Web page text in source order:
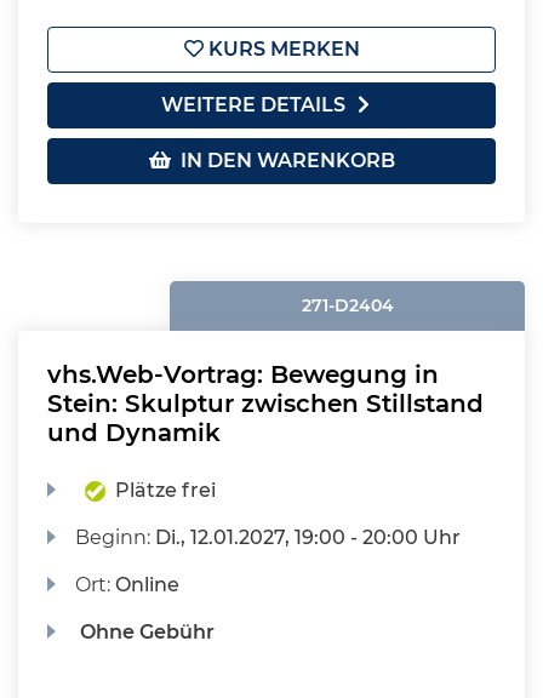
KURS MERKEN
WEITERE DETAILS
IN DEN WARENKORB
271-D2404
vhs.Web-Vortrag: Bewegung in
Stein: Skulptur zwischen Stillstand
und Dynamik
Plätze frei
Beginn: Di., 12.01.2027, 19:00 - 20:00 Uhr
Ort:Online
Ohne Gebühr